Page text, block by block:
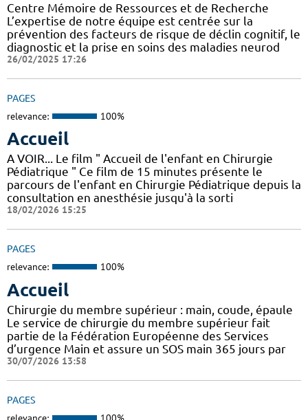
Centre Mémoire de Ressources et de Recherche
L’expertise de notre équipe est centrée sur la
prévention des facteurs de risque de déclin cognitif, le
diagnostic et la prise en soins des maladies neurod
26/02/2025 17:26
PAGES
relevance: 100%
Accueil
A VOIR... Le film " Accueil de l'enfant en Chirurgie
Pédiatrique " Ce film de 15 minutes présente le
parcours de l'enfant en Chirurgie Pédiatrique depuis la
consultation en anesthésie jusqu'à la sorti
18/02/2026 15:25
PAGES
relevance: 100%
Accueil
Chirurgie du membre supérieur : main, coude, épaule
Le service de chirurgie du membre supérieur fait
partie de la Fédération Européenne des Services
d’urgence Main et assure un SOS main 365 jours par
30/07/2026 13:58
PAGES